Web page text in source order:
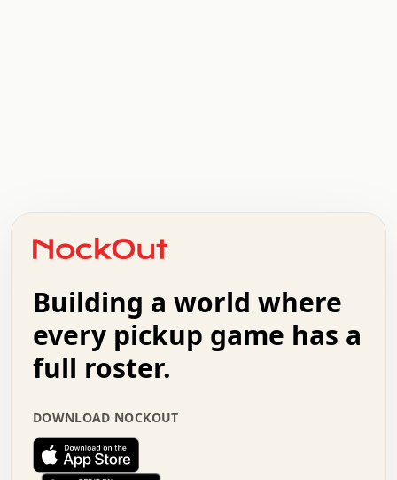
+   .   .   .   .   .   .   .   .   .   +   .   .
.   .   .   .   .   .   .   .   .   .   .   :   .
.   .   .   .   +   .   .   .   .   .   .   .   +
.   :   .   .   .   .   .   .   .   .   o   .   .
.   .   x   .   .   .   .   .   .   :   .   .   o
.   .   .   .   :   .   .   .   .   o   .   .   .
.   .   .   .   .   .   .   :   .   .   .   .   .
.   .   .   .   .   .   .   +   .   .   x   .   .
.   .   .   .   .   :   +   .   .   .   .   .   o
.   .   .   .   .   .   .   .   .   .   .   .   .
Building a world where
every pickup game has a
full roster.
DOWNLOAD NOCKOUT